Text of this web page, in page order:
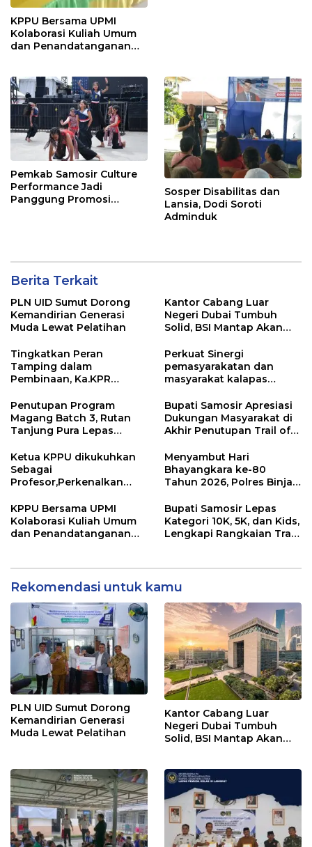
KPPU Bersama UPMI
Kolaborasi Kuliah Umum
dan Penandatanganan
Pemkab Samosir Culture
Performance Jadi
Panggung Promosi
Sosper Disabilitas dan
Lansia, Dodi Soroti
Adminduk
Berita Terkait
PLN UID Sumut Dorong
Kemandirian Generasi
Muda Lewat Pelatihan
Kantor Cabang Luar
Negeri Dubai Tumbuh
Solid, BSI Mantap Akan
Saudi
Tingkatkan Peran
Tamping dalam
Pembinaan, Ka.KPR
Motivasi
Perkuat Sinergi
pemasyarakatan dan
masyarakat kalapas
kerja sama program Desa
Binaan pemasyarakatan
Penutupan Program
Magang Batch 3, Rutan
Tanjung Pura Lepas
Penuh Haru dan
Kebanggaan
Bupati Samosir Apresiasi
Dukungan Masyarakat di
Akhir Penutupan Trail of
Ketua KPPU dikukuhkan
Sebagai
Profesor,Perkenalkan
Pembangunan Nasional
Menyambut Hari
Bhayangkara ke-80
Tahun 2026, Polres Binjai
Kesehatan
KPPU Bersama UPMI
Kolaborasi Kuliah Umum
dan Penandatanganan
Bupati Samosir Lepas
Kategori 10K, 5K, dan Kids,
Lengkapi Rangkaian Trail
Rekomendasi untuk kamu
PLN UID Sumut Dorong
Kemandirian Generasi
Muda Lewat Pelatihan
Kantor Cabang Luar
Negeri Dubai Tumbuh
Solid, BSI Mantap Akan